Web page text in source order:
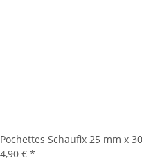
Pochettes Schaufix 25 mm x
4,90 € *